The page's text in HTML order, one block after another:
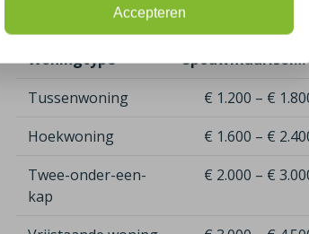
Hieronder ziet u een overzicht van de
Woningtype Spouwmuurisolatie
Tussenwoning
€ 1.200 – €
Hoekwoning
€ 1.600 – €
Twee-onder-een-
kap
€ 2.000 – €
Accepteren